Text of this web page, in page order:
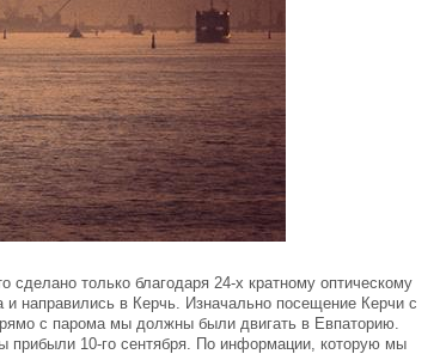
только благодаря 24-х кратному оптическому
направились в Керчь. Изначально посещение Керчи с
с парома мы должны были двигать в Евпаторию.
10-го сентября. По информации, которую мы